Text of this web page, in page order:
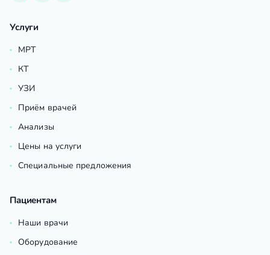
Услуги
МРТ
КТ
УЗИ
Приём врачей
Анализы
Цены на услуги
Специальные предложения
Пациентам
Наши врачи
Оборудование